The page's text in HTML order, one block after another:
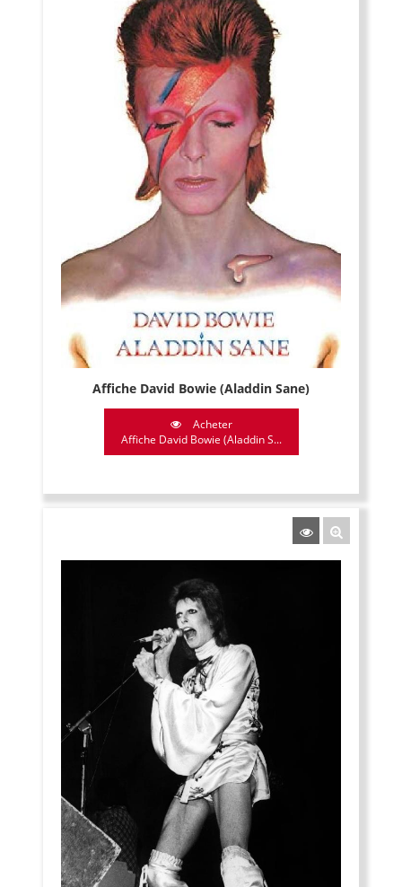
Affiche David Bowie (Aladdin Sane)
Acheter
Affiche David Bowie (Aladdin S...